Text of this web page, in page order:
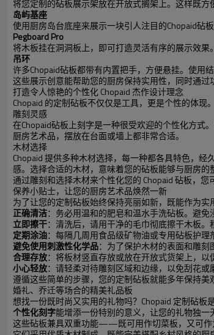
将您定制的砧板展示架放在开放式搁架上。这样既
岛屿基座
使用厨房岛台底座来展示一块引人注目的Chopaid砧
Pegboard Pro
将木板挂在洞洞板上，即可打造灵活有序的展示效
吊环
许多Chopaid砧板都带有内置把手，方便悬挂。使用
这些展示创意能帮助您的厨房保持实用性，同时通过
打造令人惊艳的个性化 Chopaid 杰作设计理念
Chopaid 的定制砧板不仅仅是工具，更是个性的体现
雕刻灵感
在Chopaid砧板上刻字是一种很受欢迎的个性化方式
厨房艺术品，摆放在台面或墙上都非常合适。
木材选择
Chopaid 提供多种木材选择，每一种都各具特色，
感。选择合适的木材，意味着您的砧板能够与厨房
通过雕刻和选择木材来个性化您的 Chopaid 砧板，
保养小贴士，让您的厨房艺术品焕然一新
为了让您的定制砧板始终保持亮丽如新，既能作为
正确清洁：务必用温和的肥皂和温水手洗砧板。避免
立即擦干：清洗后，请用干净的毛巾彻底擦干木板。
定期涂油：每隔几周用食品级矿物油或专用砧板护
避免使用刺激性化学品：为了保护木材的表面和雕刻
合理存放：将板材竖直存放或放在开放式货架上，以
小心轻放：请轻柔对待雕刻区域和边缘，以免刮花或
遵循这些简单的步骤，您的定制砧板就能多年保持
婚礼、乔迁等场合的精美礼品板
想找一份既时尚又实用的礼物吗？Chopaid 定制砧
个性化刻字能增添一份特别的意义，让您的礼物独一
这些砧板兼具双重功能——既可用作切菜板，又可作